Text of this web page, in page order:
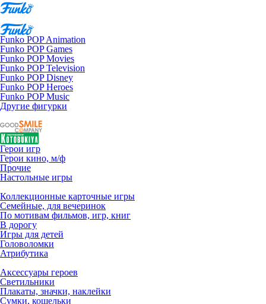
Funko POP Animation
Funko POP Games
Funko POP Movies
Funko POP Television
Funko POP Disney
Funko POP Heroes
Funko POP Music
Другие фигурки
Герои игр
Герои кино, м/ф
Прочие
Настольные игры
Коллекционные карточные игры
Семейные, для вечеринок
По мотивам фильмов, игр, книг
В дорогу
Игры для детей
Головоломки
Атрибутика
Аксессуары героев
Светильники
Плакаты, значки, наклейки
Сумки, кошельки